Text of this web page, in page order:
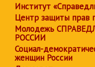
Институт
Центр защиты прав
Молодежь
РОССИИ
Социал-
женщин России